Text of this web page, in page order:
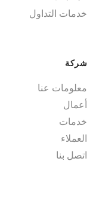
خدمات التداول
شركة
معلومات عنا
أعمال
خدمات
العملاء
اتصل بنا